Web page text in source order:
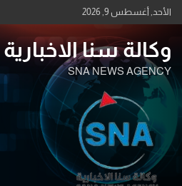
Skip
to
الأحد, أغسطس 9, 2026
وكالة سنا الاخبارية
SNA NEWS AGENCY